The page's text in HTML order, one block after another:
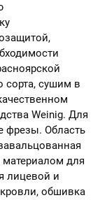
сорта, сушим в
Weinig. Для
фрезы. Область
материалом для
лицевой и
обшивка